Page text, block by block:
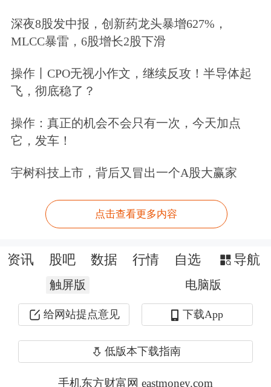
Capricor Therapeutics Inc.（CAPR）跌
创最近15个月最佳单日表现。
深夜8股发中报，创新药龙头暴增627%，
MLCC暴雷，6股增长2股下滑
操作丨CPO无视小作文，继续反攻！半导体起
飞，彻底稳了？
操作：真正的机会不会只有一次，今天加点
它，发车！
宇树科技上市，背后又冒出一个A股大赢家
点击查看更多内容
资讯 股吧 数据 行情 自选 导航
触屏版 电脑版
给网站提点意见 下载App
低版本下载指南
手机东方财富网 eastmoney.com